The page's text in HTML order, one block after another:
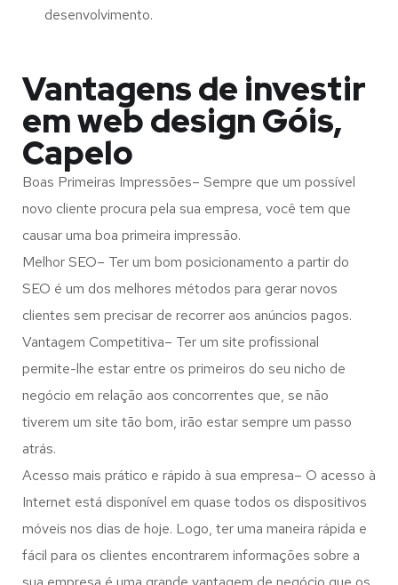
desenvolvimento.
Vantagens de investir
em web design Góis,
Capelo
Boas Primeiras Impressões– Sempre que um possível
novo cliente procura pela sua empresa, você tem que
causar uma boa primeira impressão.
Melhor SEO– Ter um bom posicionamento a partir do
SEO é um dos melhores métodos para gerar novos
clientes sem precisar de recorrer aos anúncios pagos.
Vantagem Competitiva– Ter um site profissional
permite-lhe estar entre os primeiros do seu nicho de
negócio em relação aos concorrentes que, se não
tiverem um site tão bom, irão estar sempre um passo
atrás.
Acesso mais prático e rápido à sua empresa– O acesso à
Internet está disponível em quase todos os dispositivos
móveis nos dias de hoje. Logo, ter uma maneira rápida e
fácil para os clientes encontrarem informações sobre a